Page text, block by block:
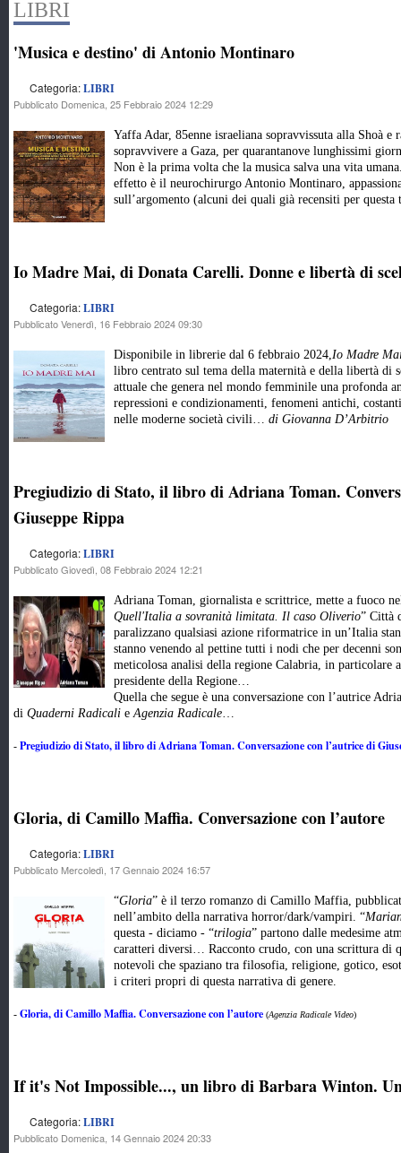
LIBRI
'Musica e destino' di Antonio Montinaro
Categoria:LIBRI
Pubblicato Domenica, 25 Febbraio 2024 12:29
Yaffa Adar, 85enne israeliana sopravvissuta alla Shoà
sopravvivere a Gaza, per quarantanove lunghissimi
Non è la prima volta che la musica salva una vita
effetto è il neurochirurgo Antonio Montinaro,
sull’argomento (alcuni dei quali già recensiti per questa
Io Madre Mai, di Donata Carelli. Donne e libertà di
Categoria:LIBRI
Pubblicato Venerdì, 16 Febbraio 2024 09:30
Disponibile in librerie dal 6 febbraio 2024,Io Madre
libro centrato sul tema della maternità e della libertà di
attuale che genera nel mondo femminile una profonda
repressioni e condizionamenti, fenomeni antichi,
nelle moderne società civili… di Giovanna D’Arbitrio
Pregiudizio di Stato, il libro di Adriana Toman.
Giuseppe Rippa
Categoria:LIBRI
Pubblicato Giovedì, 08 Febbraio 2024 12:21
Adriana Toman, giornalista e scrittrice, mette a fuoco
Quell'Italia a sovranità limitata. Il caso Oliverio” Città
paralizzano qualsiasi azione riformatrice in un’Italia
stanno venendo al pettine tutti i nodi che per decenni
meticolosa analisi della regione Calabria, in particolare
presidente della Regione…
Quella che segue è una conversazione con l’autrice
di Quaderni Radicali eAgenzia Radicale…
- Pregiudizio di Stato, il libro di Adriana Toman. Conversazione con l’autrice di
Gloria, di Camillo Maffia. Conversazione con l’autore
Categoria:LIBRI
Pubblicato Mercoledì, 17 Gennaio 2024 16:57
“Gloria” è il terzo romanzo di Camillo Maffia,
nell’ambito della narrativa horror/dark/vampiri. “
questa - diciamo - “trilogia” partono dalle medesime
caratteri diversi… Racconto crudo, con una scrittura di
notevoli che spaziano tra filosofia, religione, gotico,
i criteri propri di questa narrativa di genere.
- Gloria, di Camillo Maffia. Conversazione con l’autore (Agenzia Radicale Video)
If it's Not Impossible..., un libro di Barbara Winton.
Categoria:LIBRI
Pubblicato Domenica, 14 Gennaio 2024 20:33